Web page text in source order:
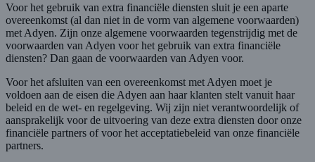
Voor het gebruik van extra financiële diensten sluit je een aparte
overeenkomst (al dan niet in de vorm van algemene voorwaarden)
met Adyen. Zijn onze algemene voorwaarden tegenstrijdig met de
voorwaarden van Adyen voor het gebruik van extra financiële
diensten? Dan gaan de voorwaarden van Adyen voor.
Voor het afsluiten van een overeenkomst met Adyen moet je
voldoen aan de eisen die Adyen aan haar klanten stelt vanuit haar
beleid en de wet- en regelgeving. Wij zijn niet verantwoordelijk of
aansprakelijk voor de uitvoering van deze extra diensten door onze
financiële partners of voor het acceptatiebeleid van onze financiële
partners.